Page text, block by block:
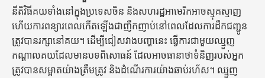
នីតិវិធីគយទាំងនៅក្នុងប្រទេសចិន និងសហរដ្ឋអាមេរិកអាចស្មុគស្មាញ
ហើយការពន្យារពេលកើតឡើងជាញឹកញាប់នៅពេលដែលការដឹកជញ្ជូន
ត្រូវបានរក្សានៅគយ។ ដើម្បីជៀសវាងបញ្ហានេះ ធ្វើការជាមួយឈ្មួញ
កណ្តាលគយដែលមានបទពិសោធន៍ ដែលអាចធានាថាទំនិញរបស់អ្នក
ត្រូវបានសម្អាតយ៉ាងត្រឹមត្រូវ និងដំណើរការយ៉ាងឆាប់រហ័ស។ ឈ្មួញ